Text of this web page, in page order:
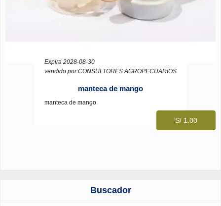
Expira 2028-08-30
vendido por:CONSULTORES AGROPECUARIOS
manteca de mango
manteca de mango
S/ 1.00
Buscador